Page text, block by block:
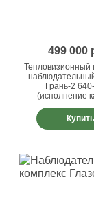
499 000
Тепловизионный
Грань-2
(исполнение
Купить